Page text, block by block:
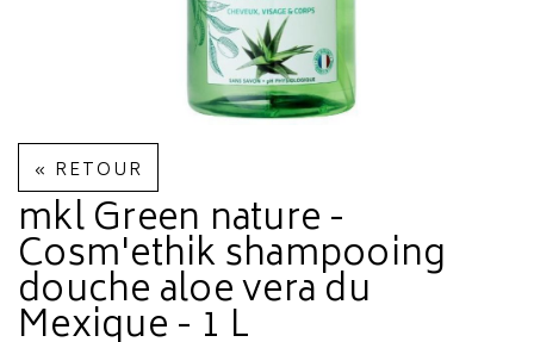
« RETOUR
mkl Green nature -
Cosm'ethik shampooing
douche aloe vera du
Mexique - 1 L